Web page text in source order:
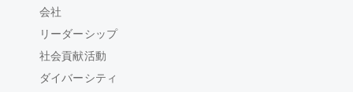
会社
リーダーシップ
社会貢献活動
ダイバーシティ